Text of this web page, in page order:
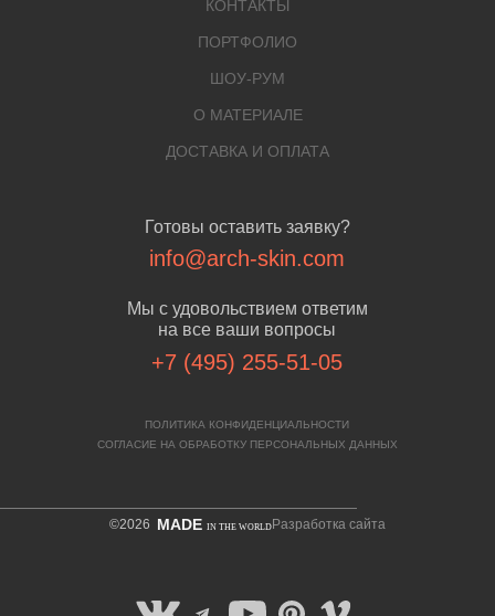
Готовы оставить заявку?
info@arch-skin.com
Мы с удовольствием ответим
на все ваши вопросы
+7 (495) 255-51-05
ПОЛИТИКА КОНФИДЕНЦИАЛЬНОСТИ
СОГЛАСИЕ НА ОБРАБОТКУ ПЕРСОНАЛЬНЫХ ДАННЫХ
КОНТАКТЫ
ПОРТФОЛИО
ШОУ-РУМ
О МАТЕРИАЛЕ
ДОСТАВКА И ОПЛАТА
©2026 MADE IN THE WORLDРазработка сайта